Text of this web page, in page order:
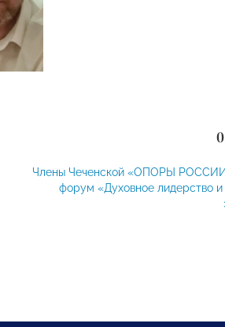
Члены Чеченской «ОПОРЫ
форум «Духовное лидерство и